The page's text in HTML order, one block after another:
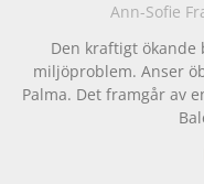
Ann-Sofie
Den kraftigt ökande
miljöproblem. Anser
Palma. Det framgår av